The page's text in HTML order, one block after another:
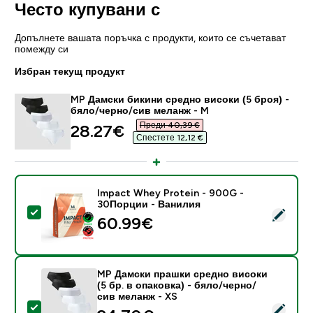
Често купувани с
Допълнете вашата поръчка с продукти, които се съчетават
помежду си
Избран текущ продукт
MP Дамски бикини средно високи (5 броя) -
бяло/черно/сив меланж - M
discounted price
28.27€‎
Преди 40,39 €‎
Спестете 12,12 €‎
Select this product - Impact Whey Protein - 900G -
Impact Whey Protein - 900G -
30Порции - Ванилия
60.99€‎
Select this product - MP Дамски прашки средно
MP Дамски прашки средно високи
(5 бр. в опаковка) - бяло/черно/
сив меланж - XS